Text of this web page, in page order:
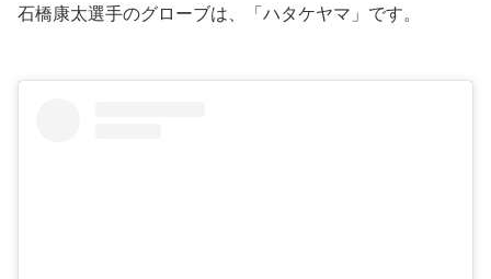
石橋康太選手のグローブは、「ハタケヤマ」です。